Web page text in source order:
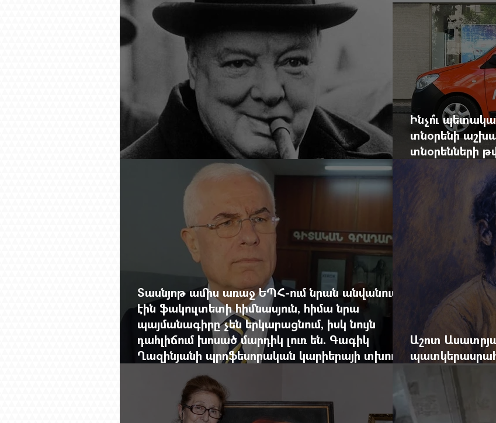
Չերչիլն ու հայերը
Ինչո՞ւ
տնօրենի
տնօրենների
արդյունքով
Տասնյոթ ամիս առաջ ԵՊՀ-ում նրան անվանում
էին ֆակուլտետի հիմնասյուն, հիմա նրա
պայմանագիրը չեն երկարացնում, իսկ նույն
դահլիճում խոսած մարդիկ լուռ են. Գագիկ
Ղազինյանի պրոֆեսորական կարիերայի տխուր
Աշոտ